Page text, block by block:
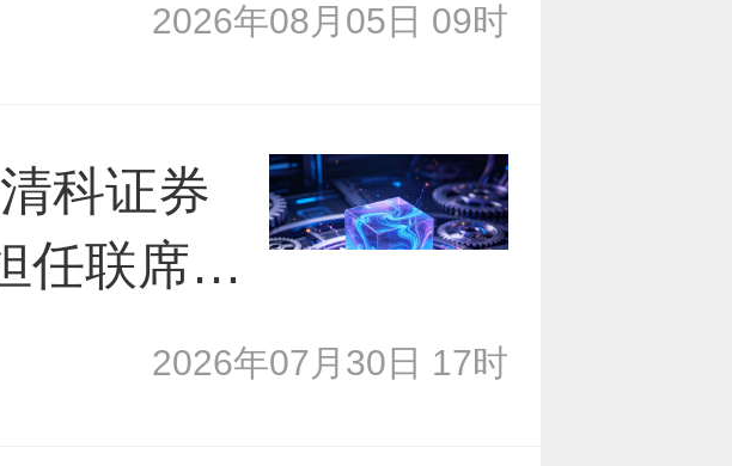
小格智能」完成A轮融
2026年08月05日 09时
科证券
任联席账
2026年07月30日 17时